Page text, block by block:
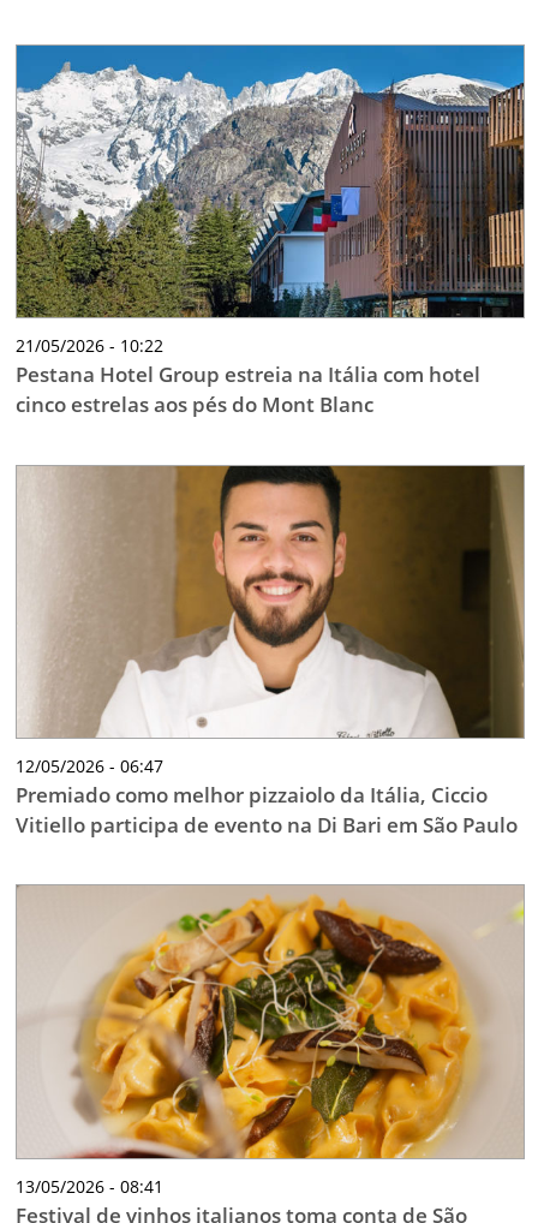
21/05/2026 - 10:22
Pestana Hotel Group estreia na Itália com hotel
cinco estrelas aos pés do Mont Blanc
12/05/2026 - 06:47
Premiado como melhor pizzaiolo da Itália, Ciccio
Vitiello participa de evento na Di Bari em São Paulo
13/05/2026 - 08:41
Festival de vinhos italianos toma conta de São